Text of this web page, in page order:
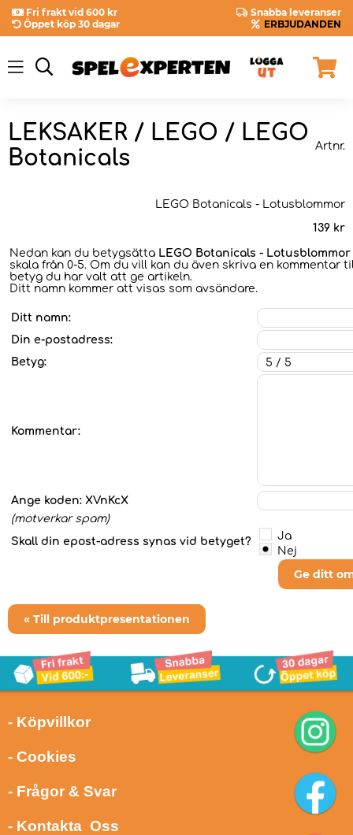
Fri frakt vid 600 kr
Snabba leveranser
Öppet köp 30 dagar
ERBJUDANDEN
LEKSAKER / LEGO / LEGO
Botanicals
Artnr.
LEGO Botanicals - Lotusblommor
139 kr
Nedan kan du betygsätta LEGO Botanicals - Lotusblommor
skala från 0-5. Om du vill kan du även skriva en kommentar
betyg du har valt att ge artikeln.
Ditt namn kommer att visas som avsändare.
Ditt namn:
Din e-postadress:
Betyg:
Kommentar:
Ange koden: XVnKcX
(motverkar spam)
Skall din epost-adress synas vid betyget?
Ja
Nej
Ge ditt
« Till produktpresentationen
- Köpvillkor
- Cookies
- Frågor & Svar
- Kontakta Oss